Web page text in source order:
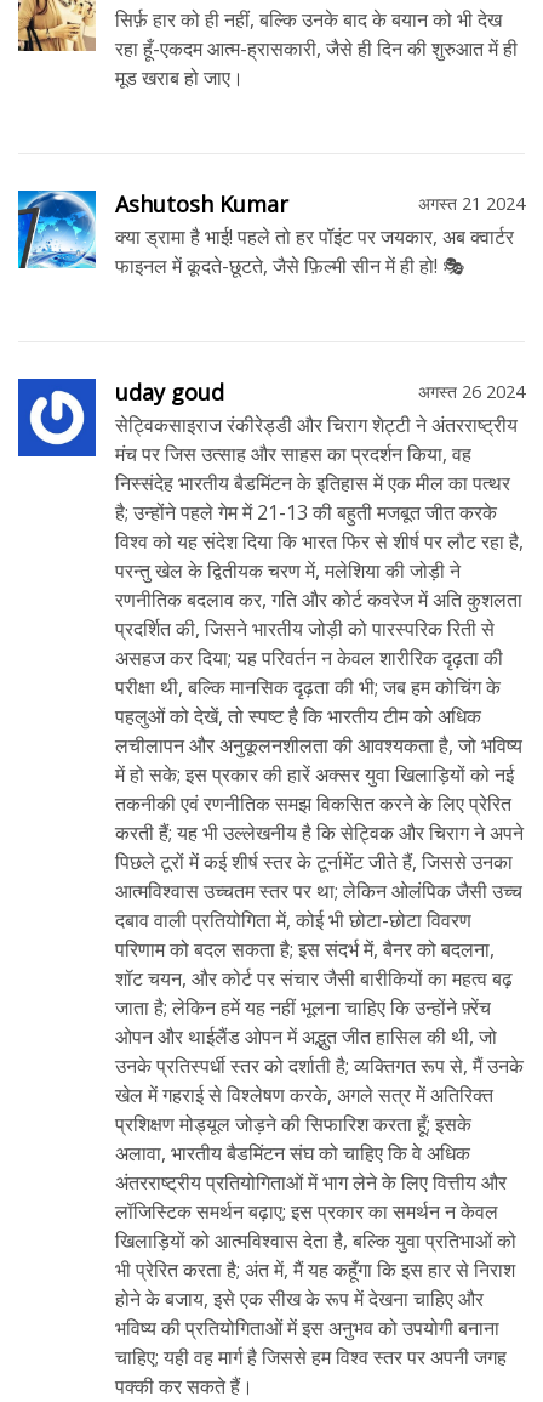
सिर्फ़ हार को ही नहीं, बल्कि उनके बाद के बयान को भी देख
रहा हूँ-एकदम आत्म-ह्रासकारी, जैसे ही दिन की शुरुआत में ही
मूड खराब हो जाए।
Ashutosh Kumar अगस्त 21 2024
क्या ड्रामा है भाई! पहले तो हर पॉइंट पर जयकार, अब क्वार्टर
फाइनल में कूदते-छूटते, जैसे फ़िल्मी सीन में ही हो! 🎭
uday goud अगस्त 26 2024
सेट्विकसाइराज रंकीरेड्डी और चिराग शेट्टी ने अंतरराष्ट्रीय
मंच पर जिस उत्साह और साहस का प्रदर्शन किया, वह
निस्संदेह भारतीय बैडमिंटन के इतिहास में एक मील का पत्थर
है; उन्होंने पहले गेम में 21-13 की बहुती मजबूत जीत करके
विश्व को यह संदेश दिया कि भारत फिर से शीर्ष पर लौट रहा है,
परन्तु खेल के द्वितीयक चरण में, मलेशिया की जोड़ी ने
रणनीतिक बदलाव कर, गति और कोर्ट कवरेज में अति कुशलता
प्रदर्शित की, जिसने भारतीय जोड़ी को पारस्परिक रिती से
असहज कर दिया; यह परिवर्तन न केवल शारीरिक दृढ़ता की
परीक्षा थी, बल्कि मानसिक दृढ़ता की भी; जब हम कोचिंग के
पहलुओं को देखें, तो स्पष्ट है कि भारतीय टीम को अधिक
लचीलापन और अनुकूलनशीलता की आवश्यकता है, जो भविष्य
में हो सके; इस प्रकार की हारें अक्सर युवा खिलाड़ियों को नई
तकनीकी एवं रणनीतिक समझ विकसित करने के लिए प्रेरित
करती हैं; यह भी उल्लेखनीय है कि सेट्विक और चिराग ने अपने
पिछले टूरों में कई शीर्ष स्तर के टूर्नामेंट जीते हैं, जिससे उनका
आत्मविश्वास उच्चतम स्तर पर था; लेकिन ओलंपिक जैसी उच्च
दबाव वाली प्रतियोगिता में, कोई भी छोटा-छोटा विवरण
परिणाम को बदल सकता है; इस संदर्भ में, बैनर को बदलना,
शॉट चयन, और कोर्ट पर संचार जैसी बारीकियों का महत्व बढ़
जाता है; लेकिन हमें यह नहीं भूलना चाहिए कि उन्होंने फ़्रेंच
ओपन और थाईलैंड ओपन में अद्भुत जीत हासिल की थी, जो
उनके प्रतिस्पर्धी स्तर को दर्शाती है; व्यक्तिगत रूप से, मैं उनके
खेल में गहराई से विश्लेषण करके, अगले सत्र में अतिरिक्त
प्रशिक्षण मोड्यूल जोड़ने की सिफारिश करता हूँ; इसके
अलावा, भारतीय बैडमिंटन संघ को चाहिए कि वे अधिक
अंतरराष्ट्रीय प्रतियोगिताओं में भाग लेने के लिए वित्तीय और
लॉजिस्टिक समर्थन बढ़ाए; इस प्रकार का समर्थन न केवल
खिलाड़ियों को आत्मविश्वास देता है, बल्कि युवा प्रतिभाओं को
भी प्रेरित करता है; अंत में, मैं यह कहूँगा कि इस हार से निराश
होने के बजाय, इसे एक सीख के रूप में देखना चाहिए और
भविष्य की प्रतियोगिताओं में इस अनुभव को उपयोगी बनाना
चाहिए; यही वह मार्ग है जिससे हम विश्व स्तर पर अपनी जगह
पक्की कर सकते हैं।